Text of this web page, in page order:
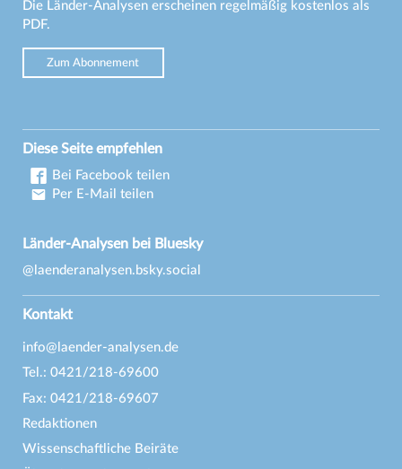
Die Länder-Analysen erscheinen regelmäßig kostenlos als
PDF.
Zum Abonnement
Diese Seite empfehlen
Bei Facebook teilen
Per E-Mail teilen
Länder-Analysen bei Bluesky
@laenderanalysen.bsky.social
Kontakt
info@laender-analysen.de
Tel.: 0421/218-69600
Fax: 0421/218-69607
Redaktionen
Wissenschaftliche Beiräte